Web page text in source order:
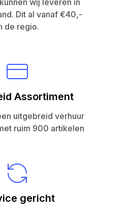
wij leveren in
Dit al vanaf €40,-
de regio.
Assortiment
uitgebreid verhuur
ruim 900 artikelen
gericht